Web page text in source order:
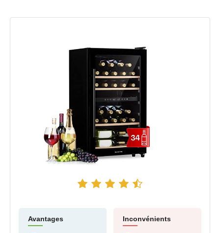
Avantages Inconvénients